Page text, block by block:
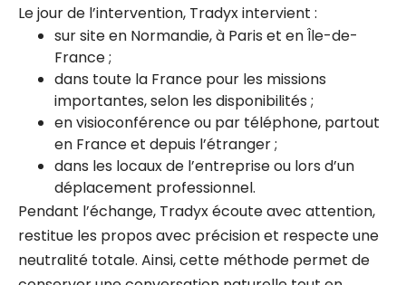
Le jour de l’intervention, Tradyx intervient :
sur site en Normandie, à Paris et en Île-de-
France ;
dans toute la France pour les missions
importantes, selon les disponibilités ;
en visioconférence ou par téléphone, partout
en France et depuis l’étranger ;
dans les locaux de l’entreprise ou lors d’un
déplacement professionnel.
Pendant l’échange, Tradyx écoute avec attention,
restitue les propos avec précision et respecte une
neutralité totale. Ainsi, cette méthode permet de